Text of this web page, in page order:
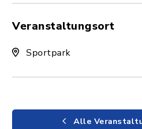
Veranstaltungsort
Sportpark
Alle